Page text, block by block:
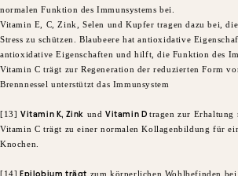
normalen Funktion des Immunsystems bei.
Vitamin E, C, Zink, Selen und Kupfer tragen dazu bei,
Stress zu schützen. Blaubeere hat antioxidative
antioxidative Eigenschaften und hilft, die Funktion des
Vitamin C trägt zur Regeneration der reduzierten Form
Brennnessel unterstützt das Immunsystem
[13] Vitamin K, Zink und Vitamin D tragen zur Erhaltung
Vitamin C trägt zu einer normalen Kollagenbildung für
Knochen.
[14] Epilobium trägt zum körperlichen Wohlbefinden